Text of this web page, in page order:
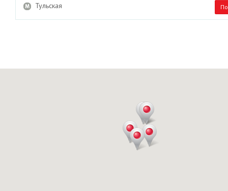
Тульская